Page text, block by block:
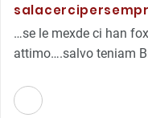
…se le mexde ci han
attimo….salvo teniam